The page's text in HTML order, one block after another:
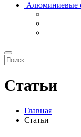
Алюминиевые
Статьи
Главная
Статьи